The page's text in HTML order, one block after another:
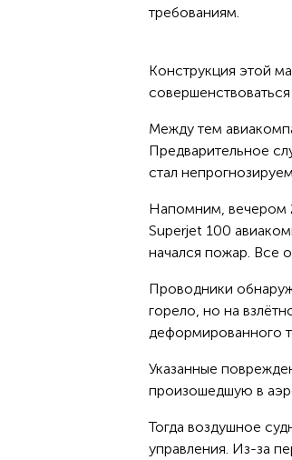
требованиям.
Конструкция этой
Между тем
Предварительное
стал
Напомним, вечером
Superjet 100
начался пожар. Все
Проводники
горело, но на
деформированного
Указанные
произошедшую в
Тогда воздушное
управления. Из-за